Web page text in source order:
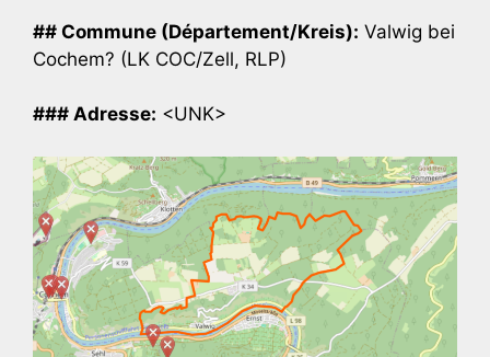
## Commune (Département/Kreis): Valwig bei
Cochem? (LK COC/Zell, RLP)
### Adresse: <UNK>